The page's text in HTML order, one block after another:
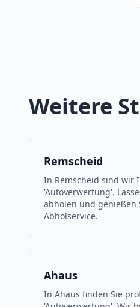
Weitere
Remscheid
In Remscheid sind wir
'Autoverwertung'.
abholen und genießen
Abholservice.
Ahaus
In Ahaus finden Sie